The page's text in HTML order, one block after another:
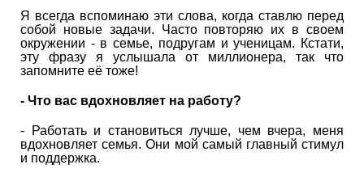
Я всегда вспоминаю эти слова, когда ставлю перед
собой новые задачи. Часто повторяю их в своем
окружении - в семье, подругам и ученицам. Кстати,
эту фразу я услышала от миллионера, так что
запомните её тоже!
- Что вас вдохновляет на работу?
- Работать и становиться лучше, чем вчера, меня
вдохновляет семья. Они мой самый главный стимул
и поддержка.